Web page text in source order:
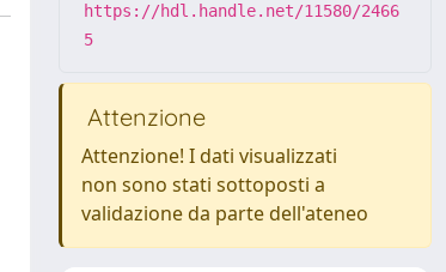
https://hdl.handle.net/11580/2466
5
Attenzione
Attenzione! I dati visualizzati
non sono stati sottoposti a
validazione da parte dell'ateneo